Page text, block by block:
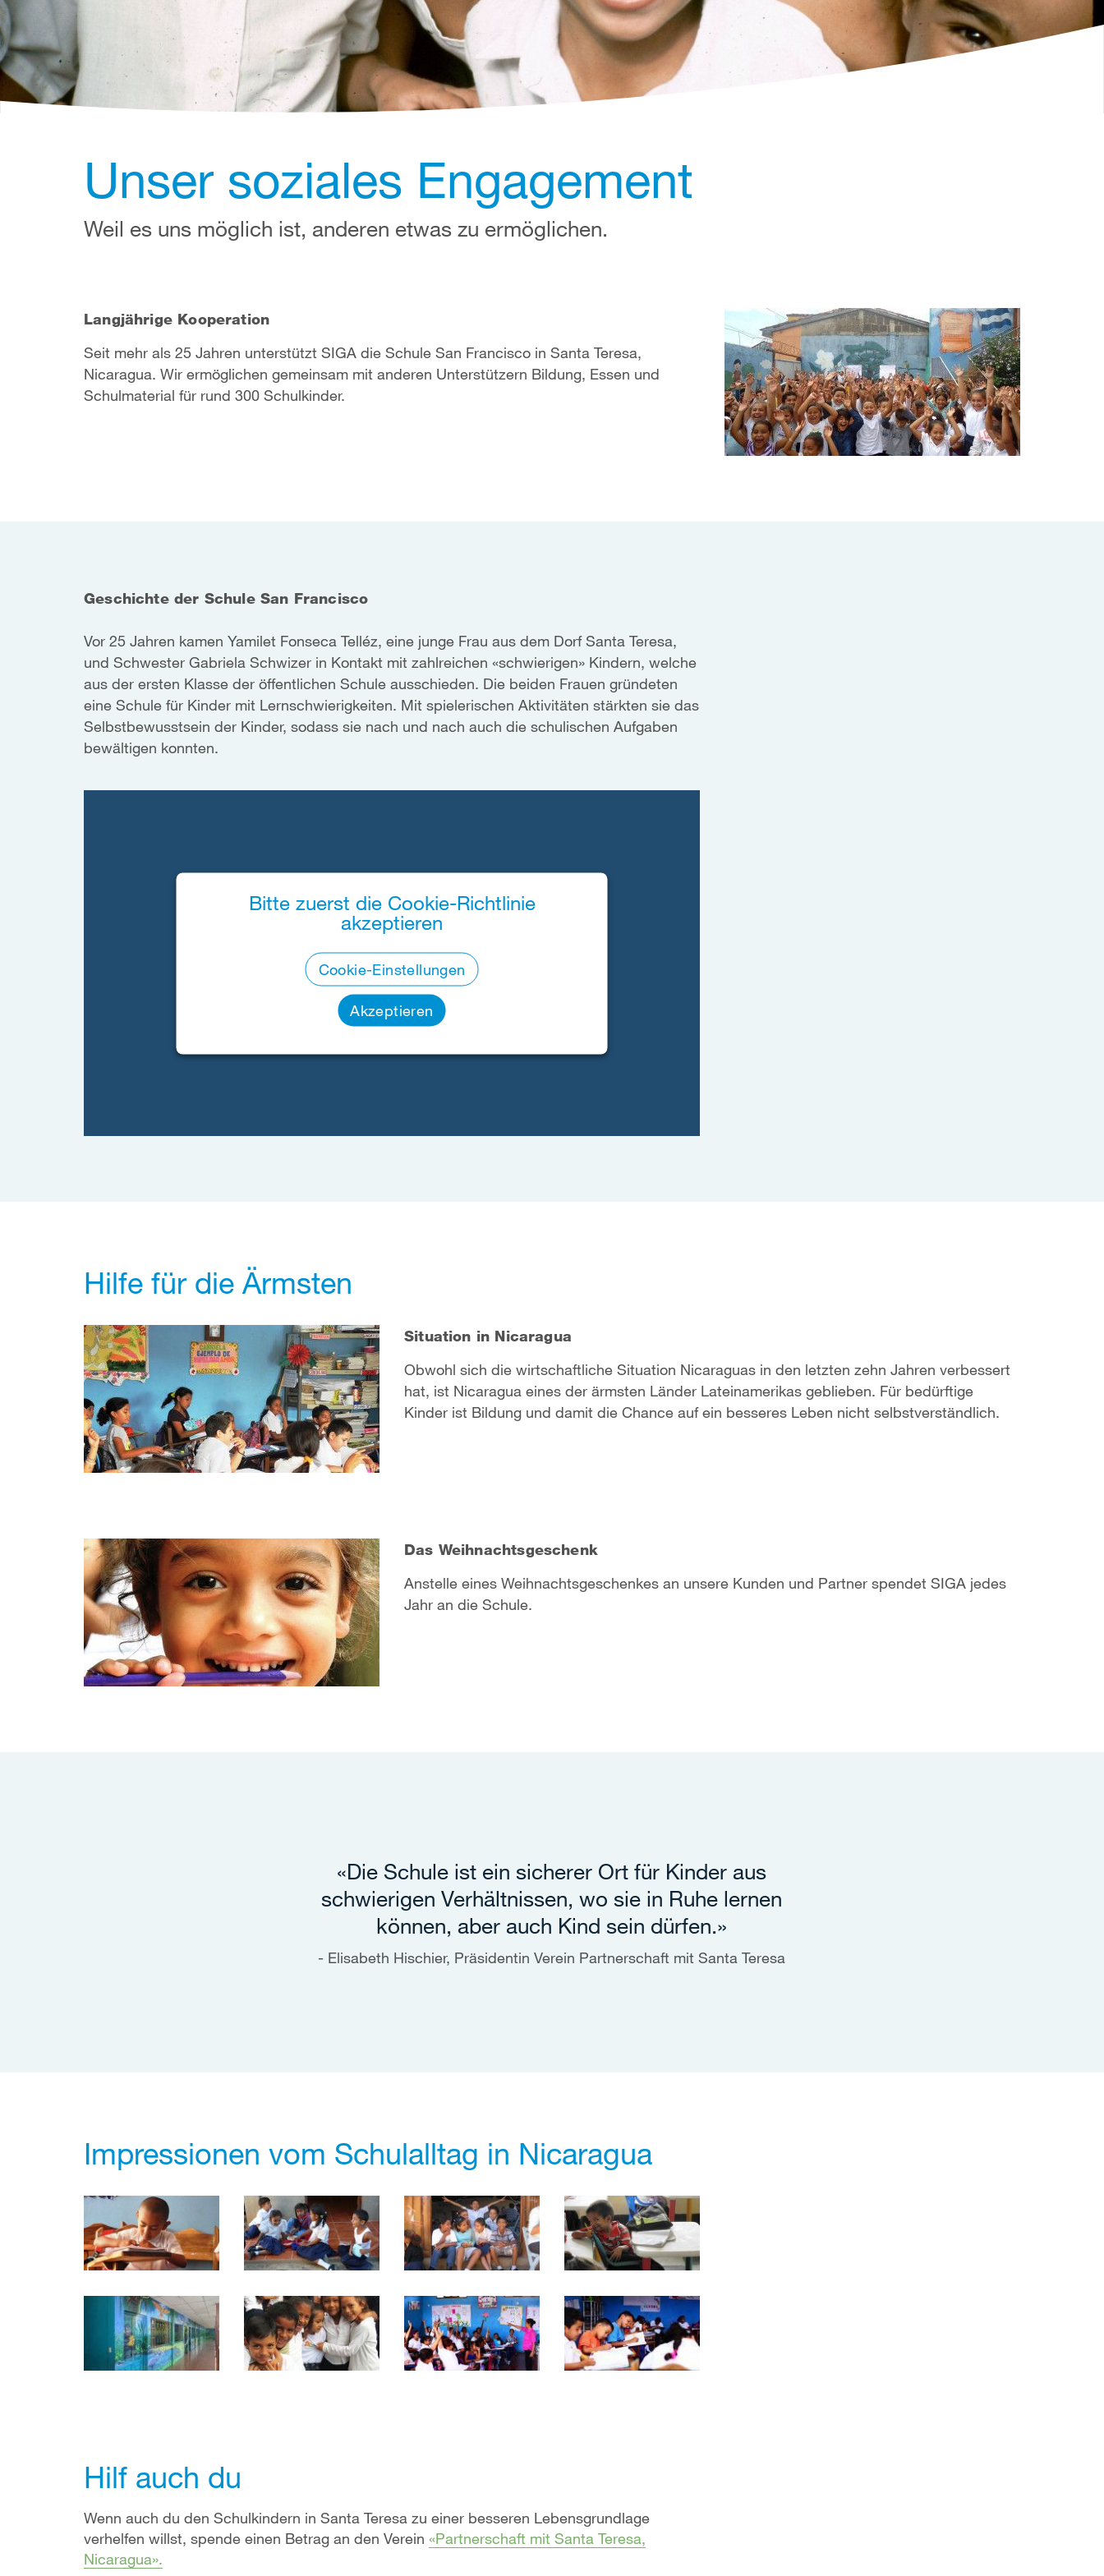
Unser soziales Engagement
Weil es uns möglich ist, anderen etwas zu ermöglichen.
Langjährige Kooperation
Seit mehr als 25 Jahren unterstützt SIGA die Schule San Francisco in Santa Teresa,
Nicaragua. Wir ermöglichen gemeinsam mit anderen Unterstützern Bildung, Essen und
Schulmaterial für rund 300 Schulkinder.
Geschichte der Schule San Francisco
Vor 25 Jahren kamen Yamilet Fonseca Telléz, eine junge Frau aus dem Dorf Santa Teresa,
und Schwester Gabriela Schwizer in Kontakt mit zahlreichen «schwierigen» Kindern, welche
aus der ersten Klasse der öffentlichen Schule ausschieden. Die beiden Frauen gründeten
eine Schule für Kinder mit Lernschwierigkeiten. Mit spielerischen Aktivitäten stärkten sie das
Selbstbewusstsein der Kinder, sodass sie nach und nach auch die schulischen Aufgaben
bewältigen konnten.
Bitte zuerst die Cookie-Richtlinie
akzeptieren
Cookie-Einstellungen
Akzeptieren
Hilfe für die Ärmsten
Situation in Nicaragua
Obwohl sich die wirtschaftliche Situation Nicaraguas in den letzten zehn Jahren verbessert
hat, ist Nicaragua eines der ärmsten Länder Lateinamerikas geblieben. Für bedürftige
Kinder ist Bildung und damit die Chance auf ein besseres Leben nicht selbstverständlich.
Das Weihnachtsgeschenk
Anstelle eines Weihnachtsgeschenkes an unsere Kunden und Partner spendet SIGA jedes
Jahr an die Schule.
«Die Schule ist ein sicherer Ort für Kinder aus
schwierigen Verhältnissen, wo sie in Ruhe lernen
können, aber auch Kind sein dürfen.»
Elisabeth Hischier, Präsidentin Verein Partnerschaft mit Santa Teresa
Impressionen vom Schulalltag in Nicaragua
Hilf auch du
Wenn auch du den Schulkindern in Santa Teresa zu einer besseren Lebensgrundlage
verhelfen willst, spende einen Betrag an den Verein «Partnerschaft mit Santa Teresa,
Nicaragua».